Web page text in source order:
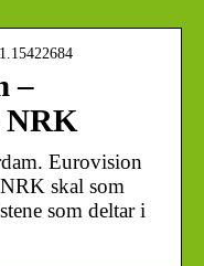
–
NRK
Eurovision
skal som
som deltar i